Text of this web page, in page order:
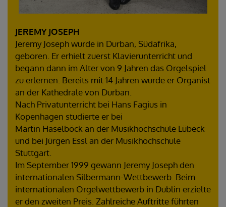
JEREMY JOSEPH
Jeremy Joseph wurde in Durban, Südafrika,
geboren. Er erhielt zuerst Klavierunterricht und
begann dann im Alter von 9 Jahren das Orgelspiel
zu erlernen. Bereits mit 14 Jahren wurde er Organist
an der Kathedrale von Durban.
Nach Privatunterricht bei Hans Fagius in
Kopenhagen studierte er bei
Martin Haselböck an der Musikhochschule Lübeck
und bei Jürgen Essl an der Musikhochschule
Stuttgart.
Im September 1999 gewann Jeremy Joseph den
internationalen Silbermann-Wettbewerb. Beim
internationalen Orgelwettbewerb in Dublin erzielte
er den zweiten Preis. Zahlreiche Auftritte führten